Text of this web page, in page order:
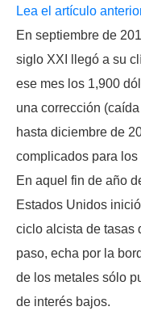
Lea el artículo
En septiembre de
siglo XXI llegó a su
ese mes los 1,900
una corrección
hasta diciembre de
complicados para
En aquel fin de año
Estados Unidos
ciclo alcista de tasas
paso, echa por la
de los metales sólo
de interés bajos.